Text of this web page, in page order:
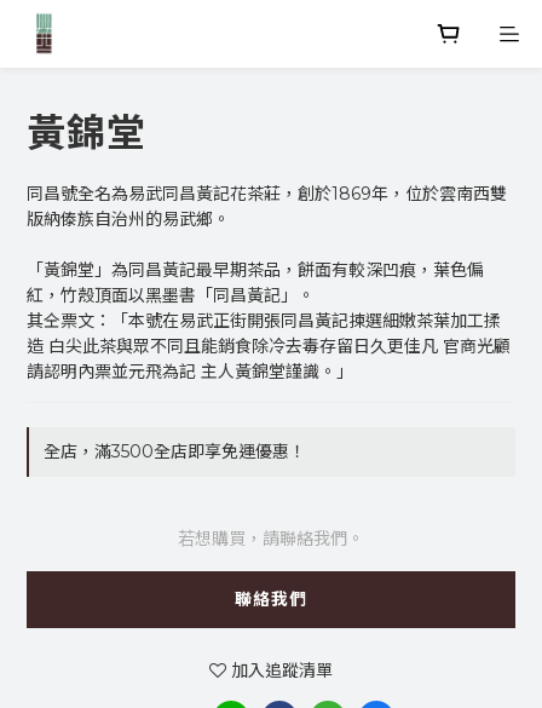
黃錦堂
同昌號全名為易武同昌黃記花茶莊，創於1869年，位於雲南西雙
版納傣族自治州的易武鄉。
「黃錦堂」為同昌黃記最早期茶品，餅面有較深凹痕，葉色偏
紅，竹殼頂面以黑墨書「同昌黃記」。
其仝票文：「本號在易武正街開張同昌黃記揀選細嫩茶葉加工揉
造 白尖此茶與眾不同且能銷食除冷去毒存留日久更佳凡 官商光顧
請認明內票並元飛為記 主人黃錦堂謹識。」
全店，滿3500全店即享免運優惠！
若想購買，請聯絡我們。
聯絡我們
加入追蹤清單